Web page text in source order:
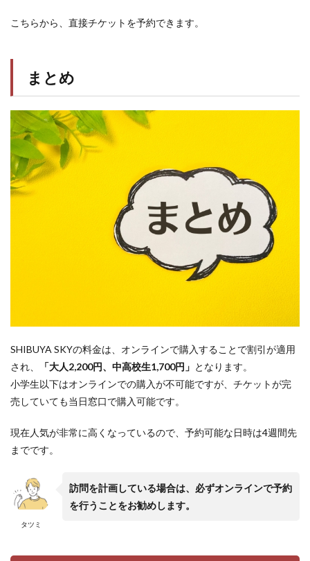
こちらから、直接チケットを予約できます。
まとめ
SHIBUYA SKYの料金は、オンラインで購入することで割引が適用
され、
「大人2,200円、中高校生1,700円」 となります。
小学生以下はオンラインでの購入が不可能ですが、チケットが完
売していても当日窓口で購入可能です。
現在人気が非常に高くなっているので、予約可能な日時は4週間先
までです。
タツミ
訪問を計画している場合は、必ずオンラインで予約
を行うことをお勧めします。